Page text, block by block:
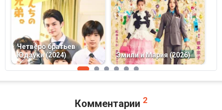
Четверо братьев
Юдзуки (2024)
Эмили и Мария (2026)
Комментарии 2